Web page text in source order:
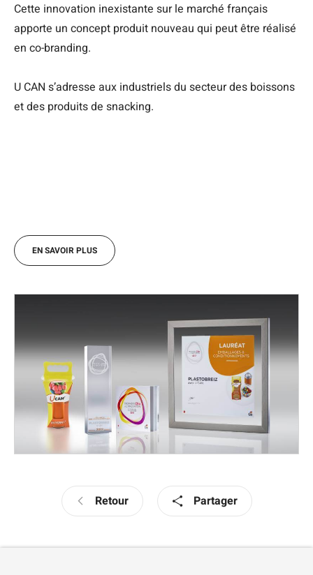
Cette innovation inexistante sur le marché français
apporte un concept produit nouveau qui peut être réalisé
en co-branding.
U CAN s’adresse aux industriels du secteur des boissons
et des produits de snacking.
EN SAVOIR PLUS
Retour Partager